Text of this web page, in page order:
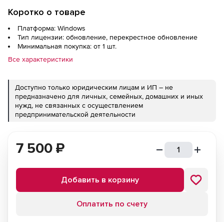
Коротко о товаре
Платформа: Windows
Тип лицензии: обновление, перекрестное обновление
Минимальная покупка: от 1 шт.
Все характеристики
Доступно только юридическим лицам и ИП – не
предназначено для личных, семейных, домашних и иных
нужд, не связанных с осуществлением
предпринимательской деятельности
7 500 ₽
Добавить в корзину
Оплатить по счету